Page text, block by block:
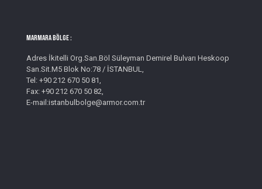
MARMARA BÖLGE :
Adres İkitelli Org.San.Böl Süleyman Demirel Bulvarı Heskoop
San.Sit.M5 Blok No:78 / İSTANBUL,
Tel: +90 212 670 50 81,
Fax: +90 212 670 50 82,
E-mail:istanbulbolge@armor.com.tr